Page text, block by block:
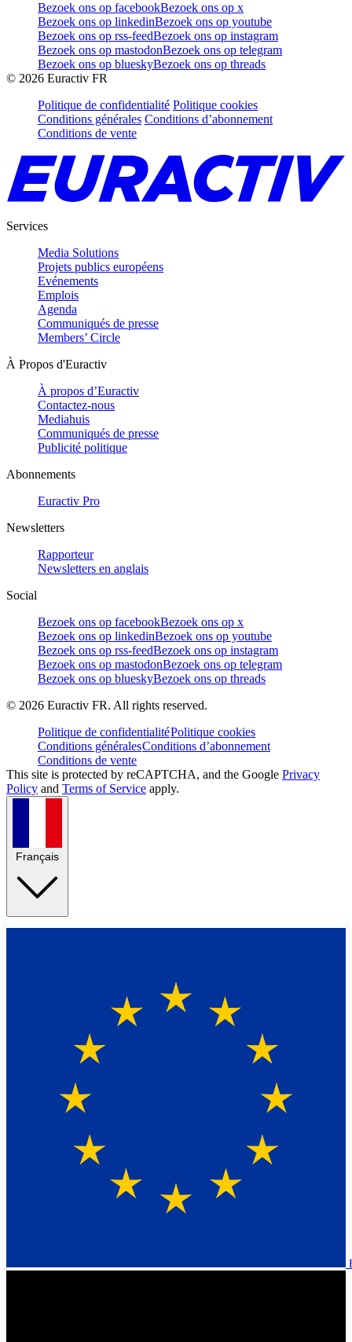
Bezoek ons op facebookBezoek ons op x
Bezoek ons op linkedinBezoek ons op youtube
Bezoek ons op rss-feedBezoek ons op instagram
Bezoek ons op mastodonBezoek ons op telegram
Bezoek ons op blueskyBezoek ons op threads
© 2026 Euractiv FR
Politique de confidentialité Politique cookies
Conditions générales Conditions d’abonnement
Conditions de vente
Services
Media Solutions
Projets publics européens
Evénements
Emplois
Agenda
Communiqués de presse
Members’ Circle
À Propos d'Euractiv
À propos d’Euractiv
Contactez-nous
Mediahuis
Communiqués de presse
Publicité politique
Abonnements
Euractiv Pro
Newsletters
Rapporteur
Newsletters en anglais
Social
Bezoek ons op facebookBezoek ons op x
Bezoek ons op linkedinBezoek ons op youtube
Bezoek ons op rss-feedBezoek ons op instagram
Bezoek ons op mastodonBezoek ons op telegram
Bezoek ons op blueskyBezoek ons op threads
© 2026 Euractiv FR. All rights reserved.
Politique de confidentialitéPolitique cookies
Conditions généralesConditions d’abonnement
Conditions de vente
This site is protected by reCAPTCHA, and the Google Privacy
Policy and Terms of Service apply.
Français